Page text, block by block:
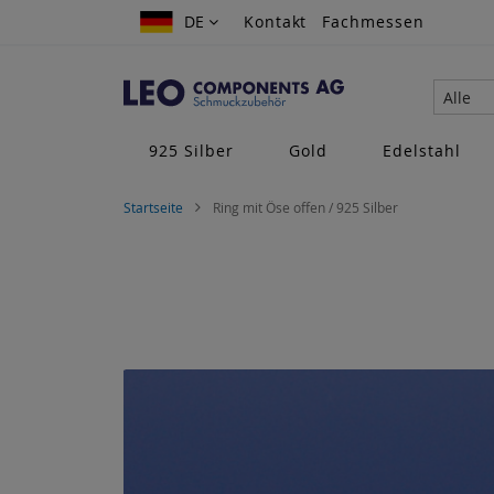
Zum
DE
DE Kontakt Fachmessen
Alle
925 Silber
Gold Edelstahl
Startseite Ring mit Öse offen / 925 Silber